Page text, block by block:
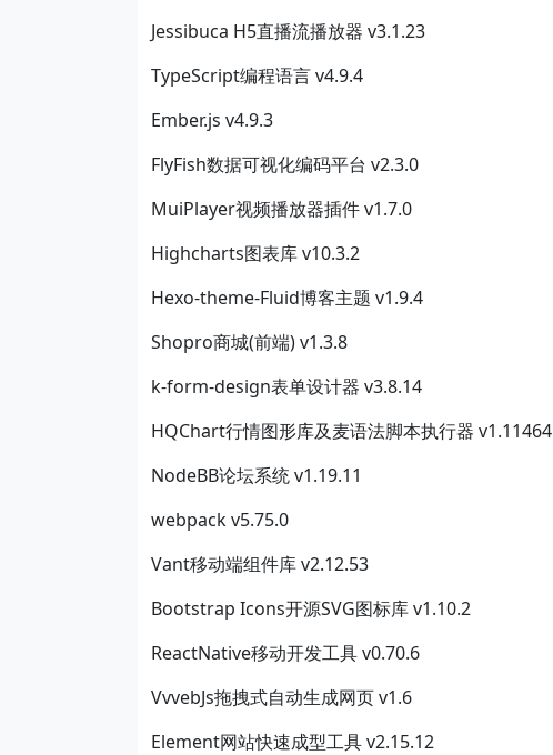
Jessibuca H5直播流播放器 v3.1.23
TypeScript编程语言 v4.9.4
Ember.js v4.9.3
FlyFish数据可视化编码平台 v2.3.0
MuiPlayer视频播放器插件 v1.7.0
Highcharts图表库 v10.3.2
Hexo-theme-Fluid博客主题 v1.9.4
Shopro商城(前端) v1.3.8
k-form-design表单设计器 v3.8.14
HQChart行情图形库及麦语法脚本执行器 v1.11464
NodeBB论坛系统 v1.19.11
webpack v5.75.0
Vant移动端组件库 v2.12.53
Bootstrap Icons开源SVG图标库 v1.10.2
ReactNative移动开发工具 v0.70.6
VvvebJs拖拽式自动生成网页 v1.6
Element网站快速成型工具 v2.15.12